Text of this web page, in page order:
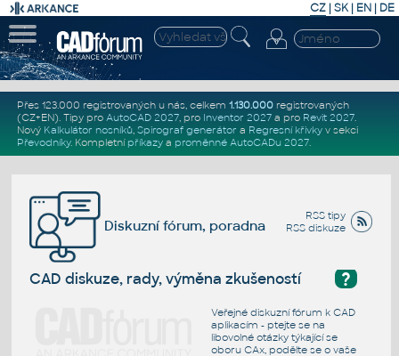
CZ | SK| EN | DE
Přes 123.000 registrovaných u nás, celkem 1.130.000registrovaných
(CZ+EN). Tipy pro AutoCAD 2027, pro Inventor 2027a pro Revit 2027.
Nový Kalkulátor nosníků, Spirograf generátor a Regresní křivkyv sekci
Převodníky. Kompletní příkazya proměnné AutoCADu 2027.
RSS tipy
RSS diskuze
Diskuzní fórum, poradna
?
CAD diskuze, rady, výměna zkušeností
Veřejné diskuzní fórum k CAD
aplikacím - ptejte se na
libovolné otázky týkající se
oboru CAx, podělte se o vaše